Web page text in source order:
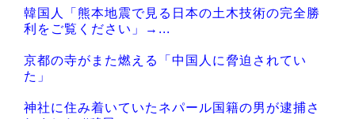
韓国人「熊本地震で見る日本の土木技術の完全勝
利をご覧ください」→...
京都の寺がまた燃える「中国人に脅迫されてい
た」
神社に住み着いていたネパール国籍の男が逮捕さ